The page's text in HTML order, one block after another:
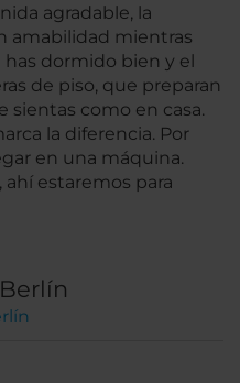
agradable, la
amabilidad mientras
dormido bien y el
de piso, que preparan
sientas como en casa.
la diferencia. Por
en una máquina.
estaremos para